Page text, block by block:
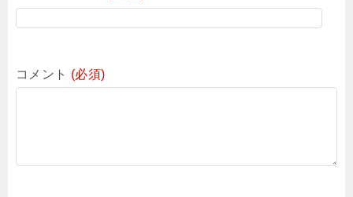
コメント (必須)